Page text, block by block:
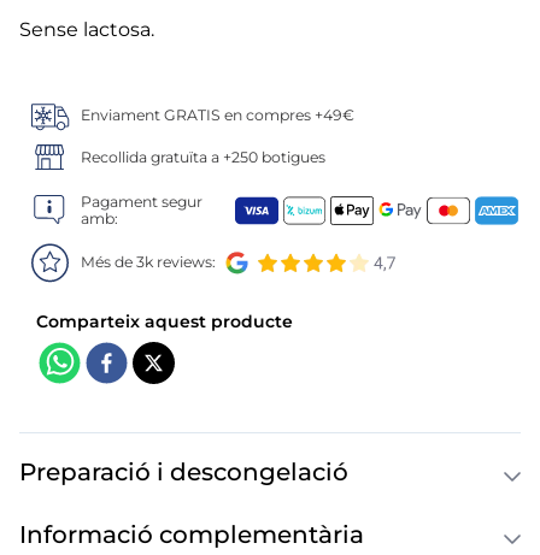
Sense lactosa.
Enviament GRATIS en compres +49€
Recollida gratuïta a +250 botigues
Pagament segur
amb:
Més de 3k reviews:
Preparació i descongelació
Informació complementària
8. calamar sirena
10. helados polos